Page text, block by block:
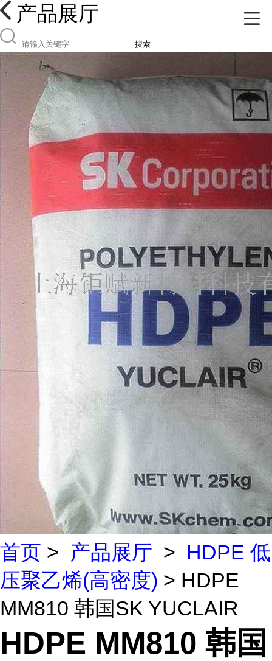
产品展厅
搜索
首页 > 产品展厅 > HDPE 低
压聚乙烯(高密度) > HDPE
MM810 韩国SK YUCLAIR
HDPE MM810 韩国